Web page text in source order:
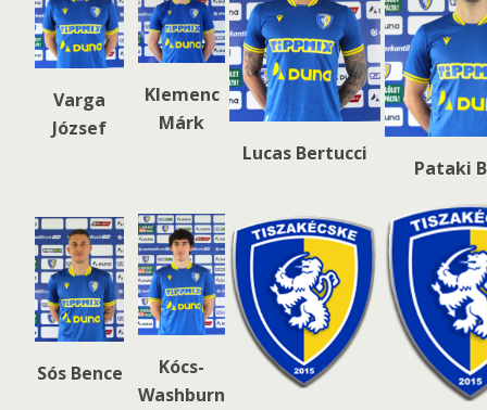
Varga
József
Klemenc
Márk
Lucas Bertucci
Pataki
Sós Bence
Kócs-
Washburn